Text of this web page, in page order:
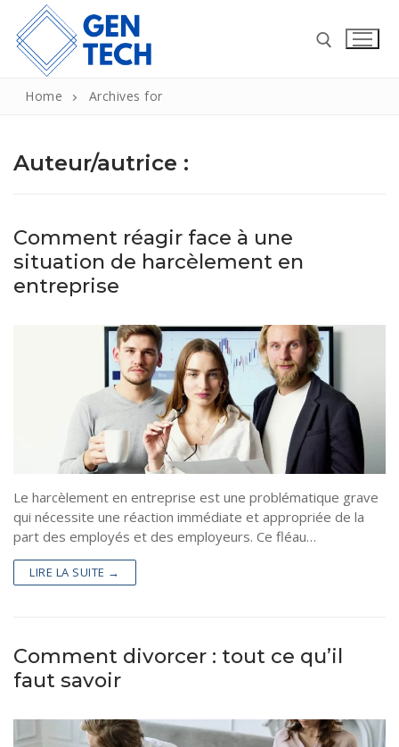
contenu
:
Entreprise
Communication et marketing
Immobilier
Alimentation
Aménagement extérieur
Aménagement intérieur
Home Archives for
Auteur/autrice :
Comment réagir face à une
situation de harcèlement en
entreprise
Le harcèlement en entreprise est une problématique grave
qui nécessite une réaction immédiate et appropriée de la
part des employés et des employeurs. Ce fléau…
LIRE LA SUITE →
Comment divorcer : tout ce qu’il
faut savoir